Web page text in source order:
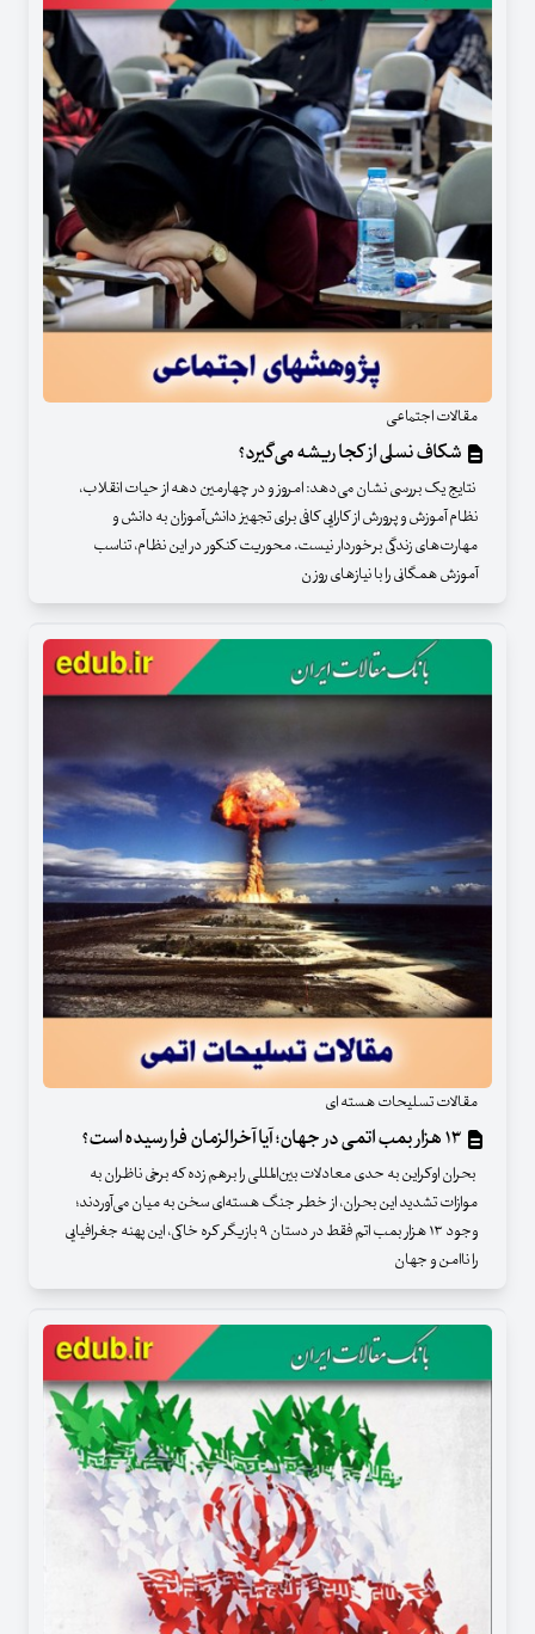
مقالات اجتماعی
شکاف نسلی از کجا ریشه می‌گیرد؟
نتایج یک بررسی نشان می‌دهد: امروز و در چهارمین دهه از حیات انقلاب،
نظام آموزش و پرورش از کارایی کافی برای تجهیز دانش‌آموزان به دانش و
مهارت‌های زندگی برخوردار نیست. محوریت کنکور در این نظام، تناسب
آموزش همگانی را با نیازهای روز ن
مقالات تسلیحات هسته ای
بحران اوکراین به حدی معادلات بین‌المللی را برهم زده‌ که برخی ناظران به
موازات تشدید این بحران، از خطر جنگ هسته‌ای سخن به میان می‌آوردند؛
وجود ۱۳ هزار بمب اتم فقط در دستان ۹ بازیگر کره خاکی، این پهنه جغرافیایی
را ناامن و جهان